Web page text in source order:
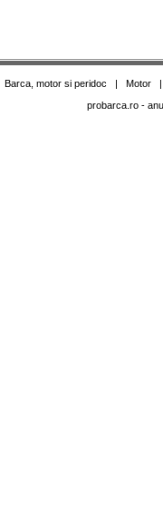
Barca, motor si peridoc | Motor
probarca.ro-